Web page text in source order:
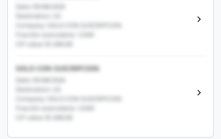
Date: 05/08/2026
Destination: US
Company: SOLO CON SUSCRIPCION
Fracción arancelaria: 12345
CIF value: $1,000.00
SOLO CON SUSCRIPCION
Date: 05/08/2026
Destination: US
Company: SOLO CON SUSCRIPCION
Fracción arancelaria: 12345
CIF value: $1,000.00